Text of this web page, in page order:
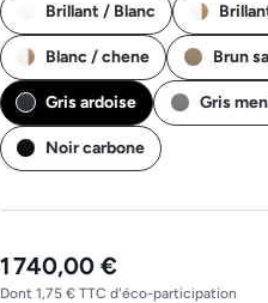
Brillant / Blanc
Blanc / chene Brun
Gris ardoise Gris
Noir carbone
1 740,00 €
Dont 1,75 € TTC d'éco-participation